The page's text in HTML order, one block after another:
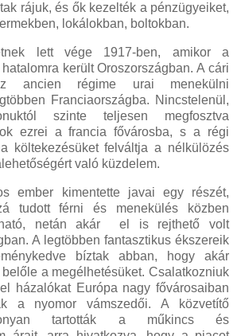
rájuk, és ők kezelték a pénzügyeiket,
lokálokban, boltokban.
lett vége 1917-ben, amikor a
került Oroszországban. A cári
ancien régime urai menekülni
Franciaországba. Nincstelenül,
szinte teljesen megfosztva
ezrei a francia fővárosba, s a régi
költekezésüket felváltja a nélkülözés
való küzdelem.
ember kimentette javai egy részét,
tudott férni és menekülés közben
netán akár el is rejthető volt
A legtöbben fantasztikus ékszereik
bíztak abban, hogy akár
a megélhetésüket. Csalatkozniuk
házalókat Európa nagy fővárosaiban
a nyomor vámszedői. A közvetítő
tartották a műkincs és